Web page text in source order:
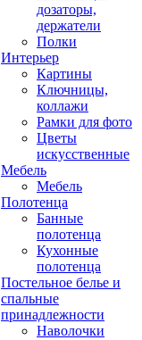
дозаторы,
держатели
Полки
Интерьер
Картины
Ключницы,
коллажи
Рамки для фото
Цветы
искусственные
Мебель
Мебель
Полотенца
Банные
полотенца
Кухонные
полотенца
Постельное белье и
спальные
принадлежности
Наволочки